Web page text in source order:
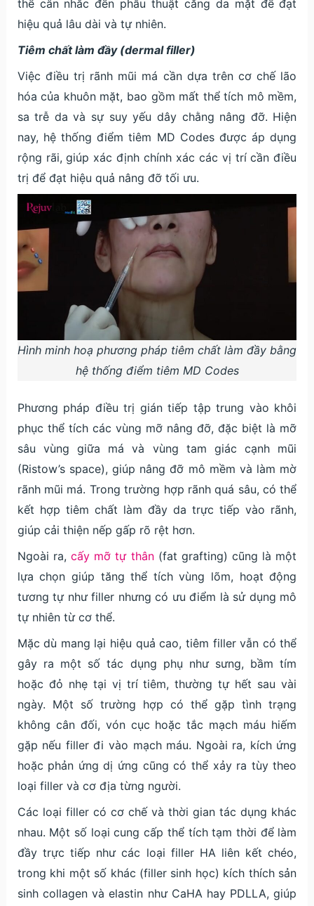
thể cân nhắc đến phẫu thuật căng da mặt để đạt
hiệu quả lâu dài và tự nhiên.
Tiêm chất làm đầy (dermal filler)
Việc điều trị rãnh mũi má cần dựa trên cơ chế lão
hóa của khuôn mặt, bao gồm mất thể tích mô mềm,
sa trễ da và sự suy yếu dây chằng nâng đỡ. Hiện
nay, hệ thống điểm tiêm MD Codes được áp dụng
rộng rãi, giúp xác định chính xác các vị trí cần điều
trị để đạt hiệu quả nâng đỡ tối ưu.
Hình minh hoạ phương pháp tiêm chất làm đầy bằng
hệ thống điểm tiêm MD Codes
Phương pháp điều trị gián tiếp tập trung vào khôi
phục thể tích các vùng mỡ nâng đỡ, đặc biệt là mỡ
sâu vùng giữa má và vùng tam giác cạnh mũi
(Ristow’s space), giúp nâng đỡ mô mềm và làm mờ
rãnh mũi má. Trong trường hợp rãnh quá sâu, có thể
kết hợp tiêm chất làm đầy da trực tiếp vào rãnh,
giúp cải thiện nếp gấp rõ rệt hơn.
Ngoài ra, cấy mỡ tự thân(fat grafting) cũng là một
lựa chọn giúp tăng thể tích vùng lõm, hoạt động
tương tự như filler nhưng có ưu điểm là sử dụng mô
tự nhiên từ cơ thể.
Mặc dù mang lại hiệu quả cao, tiêm filler vẫn có thể
gây ra một số tác dụng phụ như sưng, bầm tím
hoặc đỏ nhẹ tại vị trí tiêm, thường tự hết sau vài
ngày. Một số trường hợp có thể gặp tình trạng
không cân đối, vón cục hoặc tắc mạch máu hiếm
gặp nếu filler đi vào mạch máu. Ngoài ra, kích ứng
hoặc phản ứng dị ứng cũng có thể xảy ra tùy theo
loại filler và cơ địa từng người.
Các loại filler có cơ chế và thời gian tác dụng khác
nhau. Một số loại cung cấp thể tích tạm thời để làm
đầy trực tiếp như các loại filler HA liên kết chéo,
trong khi một số khác (filler sinh học) kích thích sản
sinh collagen và elastin như CaHA hay PDLLA, giúp